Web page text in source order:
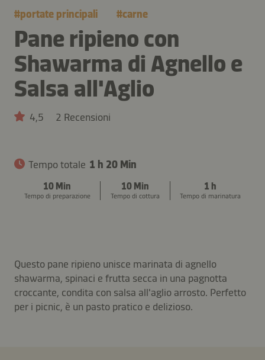
#portate principali #carne
Pane ripieno con
Shawarma di Agnello e
Salsa all'Aglio
4,5 2 Recensioni
Tempo totale 1 h 20 Min
10 Min
Tempo di preparazione
10 Min
Tempo di cottura
1 h
Tempo di marinatura
Questo pane ripieno unisce marinata di agnello
shawarma, spinaci e frutta secca in una pagnotta
croccante, condita con salsa all'aglio arrosto. Perfetto
per i picnic, è un pasto pratico e delizioso.